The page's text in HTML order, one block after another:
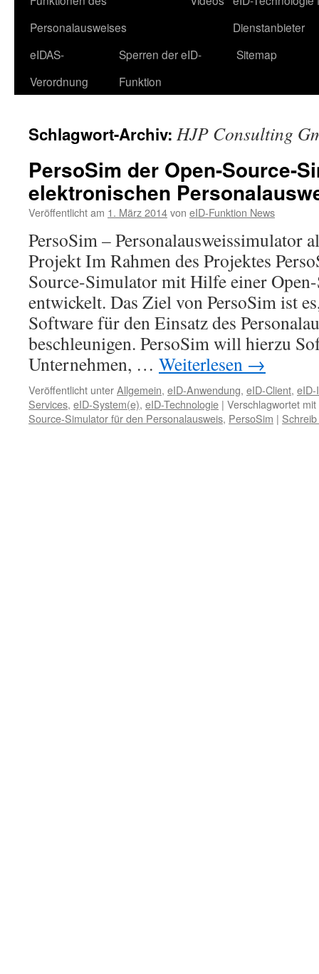
Personalausweises
Dienstanbieter
eIDAS-
Verordnung
Sperren der eID-
Funktion
Sitemap
Schlagwort-Archiv: HJP Consulting
PersoSim der Open-Source-
elektronischen
Veröffentlicht am 1. März 2014von eID-Funktion News
PersoSim – Personalausweissimulator
Projekt Im Rahmen des Projektes
Source-Simulator mit Hilfe einer
entwickelt. Das Ziel von PersoSim ist
Software für den Einsatz des
beschleunigen. PersoSim will hierzu
Unternehmen, … Weiterlesen →
Veröffentlicht unterAllgemein, eID-Anwendung, eID-Client, eID-
Services, eID-System(e), eID-Technologie | Verschlagwortet mit
Source-Simulator für den Personalausweis, PersoSim |